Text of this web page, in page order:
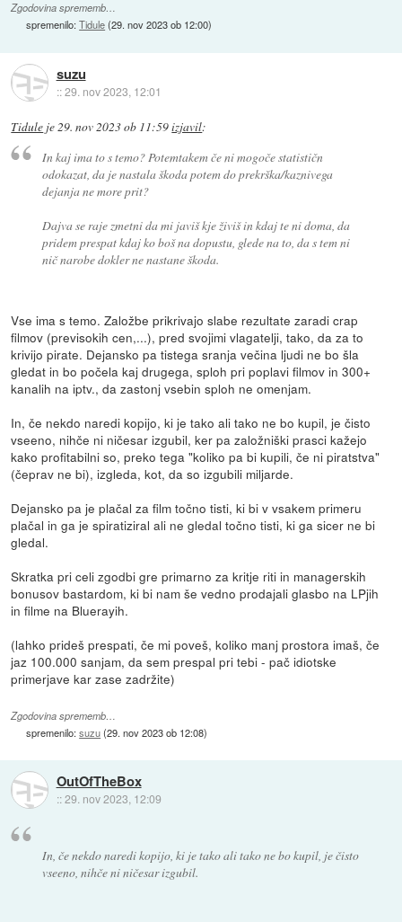
Zgodovina sprememb…
spremenilo:Tidule(29. nov 2023 ob 12:00)
suzu
::29. nov 2023, 12:01
Tidule je29. nov 2023 ob 11:59izjavil:
In kaj ima to s temo? Potemtakem če ni mogoče statističn
odokazat, da je nastala škoda potem do prekrška/kaznivega
dejanja ne more prit?
Dajva se raje zmetni da mi javiš kje živiš in kdaj te ni doma, da
pridem prespat kdaj ko boš na dopustu, glede na to, da s tem ni
nič narobe dokler ne nastane škoda.
Vse ima s temo. Založbe prikrivajo slabe rezultate zaradi crap
filmov (previsokih cen,...), pred svojimi vlagatelji, tako, da za to
krivijo pirate. Dejansko pa tistega sranja večina ljudi ne bo šla
gledat in bo počela kaj drugega, sploh pri poplavi filmov in 300+
kanalih na iptv., da zastonj vsebin sploh ne omenjam.
In, če nekdo naredi kopijo, ki je tako ali tako ne bo kupil, je čisto
vseeno, nihče ni ničesar izgubil, ker pa založniški prasci kažejo
kako profitabilni so, preko tega "koliko pa bi kupili, če ni piratstva"
(čeprav ne bi), izgleda, kot, da so izgubili miljarde.
Dejansko pa je plačal za film točno tisti, ki bi v vsakem primeru
plačal in ga je spiratiziral ali ne gledal točno tisti, ki ga sicer ne bi
gledal.
Skratka pri celi zgodbi gre primarno za kritje riti in managerskih
bonusov bastardom, ki bi nam še vedno prodajali glasbo na LPjih
in filme na Bluerayih.
(lahko prideš prespati, če mi poveš, koliko manj prostora imaš, če
jaz 100.000 sanjam, da sem prespal pri tebi - pač idiotske
primerjave kar zase zadržite)
Zgodovina sprememb…
spremenilo:suzu(29. nov 2023 ob 12:08)
OutOfTheBox
::29. nov 2023, 12:09
In, če nekdo naredi kopijo, ki je tako ali tako ne bo kupil, je čisto
vseeno, nihče ni ničesar izgubil.